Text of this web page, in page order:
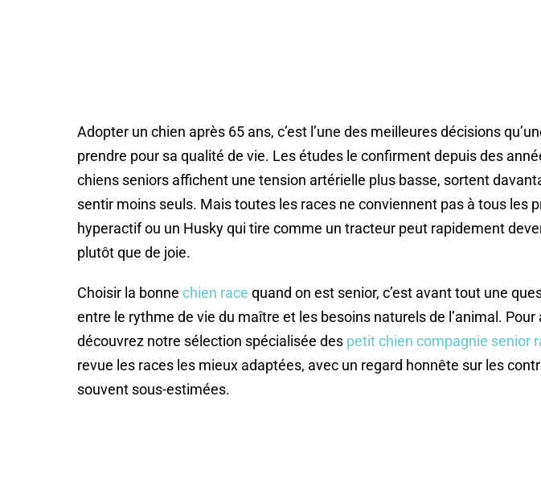
Adopter un chien après 65 ans, c’est l’une des meilleures décisions
prendre pour sa qualité de vie. Les études le confirment depuis des
chiens seniors affichent une tension artérielle plus basse, sortent
sentir moins seuls. Mais toutes les races ne conviennent pas à tous les
hyperactif ou un Husky qui tire comme un tracteur peut rapidement
plutôt que de joie.
Choisir la bonne chien race quand on est senior, c’est avant tout une
entre le rythme de vie du maître et les besoins naturels de l’animal.
découvrez notre sélection spécialisée des petit chien compagnie senior
revue les races les mieux adaptées, avec un regard honnête sur les
souvent sous-estimées.